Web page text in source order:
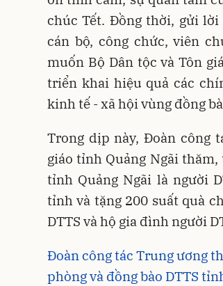
chúc Tết. Đồng thời, gửi
cán bộ, công chức, viên
muốn Bộ Dân tộc và Tôn
triển khai hiệu quả các
kinh tế - xã hội vùng đồng
Trong dịp này, Đoàn công
giáo tỉnh Quảng Ngãi
tỉnh Quảng Ngãi là người
tỉnh và tặng 200 suất quà
DTTS và hộ gia đình người
Đoàn công tác Trung ương
phòng và đồng bào DTTS